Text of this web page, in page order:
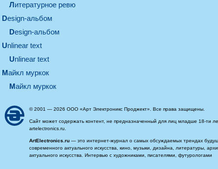
литературное ревю
design-альбом
design-альбом
unlinear text
Unlinear text
майкл муркок
майкл муркок
© 2001 — 2026 ООО «Арт Электроникс Проджект». Все права защищены.
Сайт может содержать контент, не предназначенный для лиц младше 18-ти
artelectronics.ru.
ArtElectronics.ru — это интернет-журнал о самых обсуждаемых трендах
современного актуального искусства, кино, музыки, дизайна, литературы,
актуального искусства. Интервью с художниками, писателями, футурологами